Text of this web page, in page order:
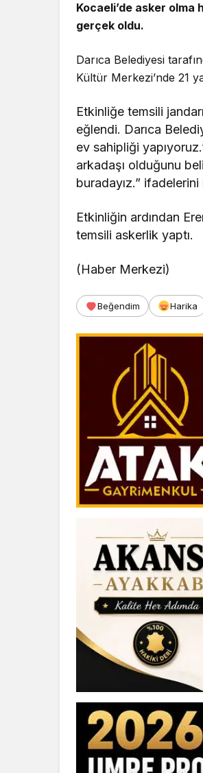
Kocaeli’de asker
gerçek oldu.
Darıca Belediyesi
Kültür Merkezi’nde 21
Etkinliğe temsili
eğlendi. Darıca
ev sahipliği
arkadaşı olduğunu
buradayız.” ifadelerini
Etkinliğin ardından
temsili askerlik yaptı.
(Haber Merkezi)
Beğendim Harika